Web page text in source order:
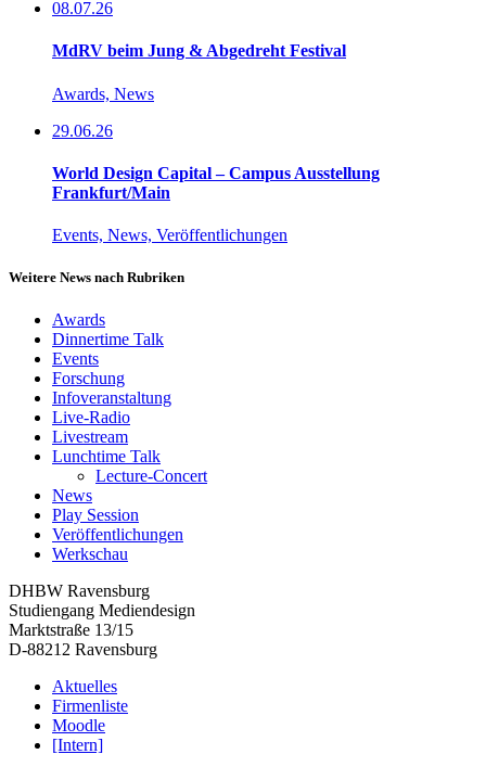
08.07.26
MdRV beim Jung & Abgedreht Festival
Awards, News
29.06.26
World Design Capital – Campus Ausstellung
Frankfurt/Main
Events, News, Veröffentlichungen
Weitere News nach Rubriken
Awards
Dinnertime Talk
Events
Forschung
Infoveranstaltung
Live-Radio
Livestream
Lunchtime Talk
Lecture-Concert
News
Play Session
Veröffentlichungen
Werkschau
DHBW Ravensburg
Studiengang Mediendesign
Marktstraße 13/15
D-88212 Ravensburg
Aktuelles
Firmenliste
Moodle
[Intern]